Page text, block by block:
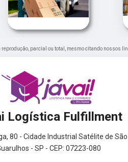
reprodução, parcial ou total, mesmo citando nossos
Logística Fulfillment
80 - Cidade Industrial Satélite de
- SP - CEP: 07223-080